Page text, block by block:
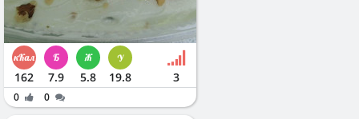
162 7.9 5.8 19.8 3
0 0